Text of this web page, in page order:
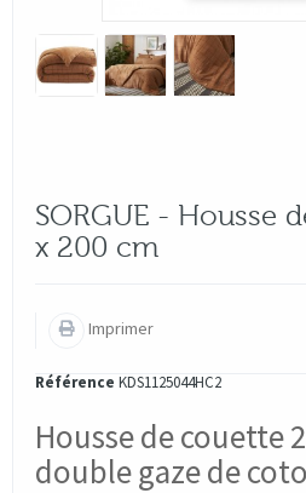
SORGUE - Housse
x 200 cm
Imprimer
Référence KDS1125044HC2
Housse de couette
double gaze de